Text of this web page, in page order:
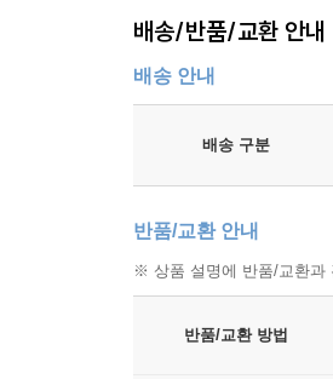
배송/반품/교환 안내
배송 안내
배송 구분
반품/교환 안내
※ 상품 설명에 반품/교환과
반품/교환 방법